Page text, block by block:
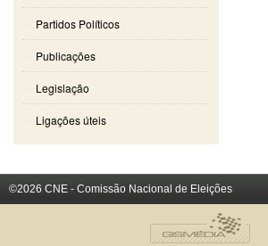
Partidos Políticos
Publicações
Legislação
Ligações úteis
©2026 CNE - Comissão Nacional de Eleições